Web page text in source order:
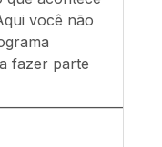
você não
fazer parte